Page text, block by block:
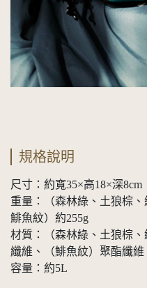
規格說明
尺寸：約寬35×高18×深8cm
重量：（森林綠、土狼棕、
鯡魚紋）約255g
材質：（森林綠、土狼棕
纖維、（鯡魚紋）聚酯纖維
容量：約5L